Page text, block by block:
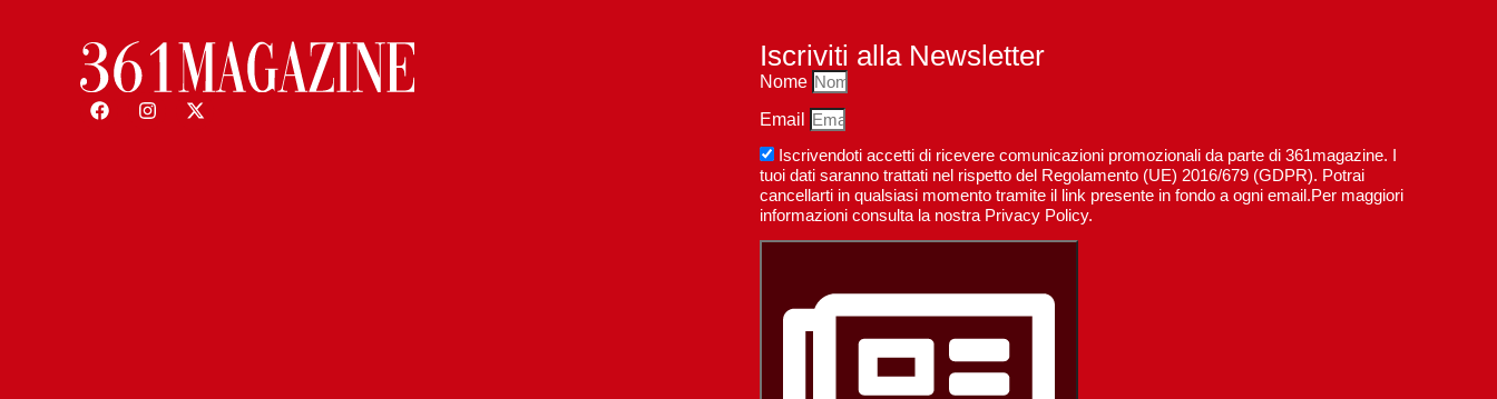
Iscriviti alla Newsletter
Nome
Email
Iscrivendoti accetti di ricevere comunicazioni promozionali da parte di 361magazine. I
tuoi dati saranno trattati nel rispetto del Regolamento (UE) 2016/679 (GDPR). Potrai
cancellarti in qualsiasi momento tramite il link presente in fondo a ogni email.Per maggiori
informazioni consulta la nostra Privacy Policy.